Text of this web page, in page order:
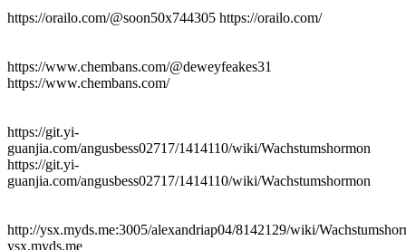
https://orailo.com/@soon50x744305 https://orailo.com/
https://www.chembans.com/@deweyfeakes31
https://www.chembans.com/
https://git.yi-
guanjia.com/angusbess02717/1414110/wiki/Wachstumshormon
https://git.yi-
guanjia.com/angusbess02717/1414110/wiki/Wachstumshormon
http://ysx.myds.me:3005/alexandriap04/8142129/wiki/
ysx.myds.me